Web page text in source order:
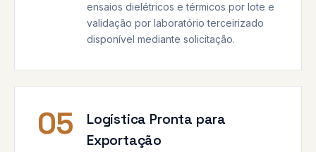
ensaios dielétricos e térmicos por lote e
validação por laboratório terceirizado
disponível mediante solicitação.
05
Logística Pronta para
Exportação